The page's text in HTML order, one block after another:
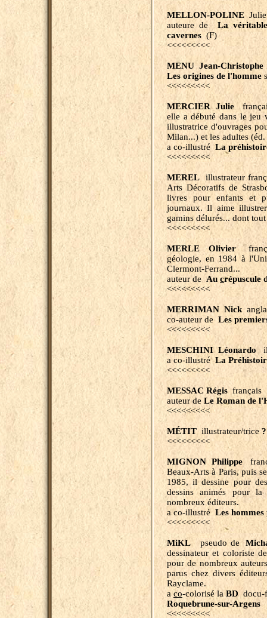
MELLON-POLINE
auteure deLa
cavernes (F)
<<<<<<<<<
MENU Jean-Christophe
Les origines de l'homme
<<<<<<<<<
MERCIER Julie
elle a débuté dans le jeu
illustratrice d'ouvrages
Milan...) et les adultes
a co-illustréLa
<<<<<<<<<
MEREL
illustrateur
Arts Décoratifs de
livres pour enfants et
journaux. Il aime
gamins délurés... dont
<<<<<<<<<
MERLE Olivier
géologie, en 1984 à
Clermont-Ferrand...
auteur de Au crépuscule
<<<<<<<<<
MERRIMAN Nick
co-auteur de Les
<<<<<<<<<
MESCHINI Léonardo
a co-illustréLa
<<<<<<<<<
MESSAC Régis français
auteur de Le Roman de
<<<<<<<<<
MÉTIT illustrateur/trice
<<<<<<<<<
MIGNON Philippe
Beaux-Arts à Paris, puis
1985, il dessine pour
dessins animés pour
nombreux éditeurs.
a co-illustré Les
<<<<<<<<<
MiKLpseudo de
dessinateur et coloriste
pour de nombreux
parus chez divers
Rayclame.
a co-colorisé la BDdocu-
Roquebrune-sur-Argens
<<<<<<<<<